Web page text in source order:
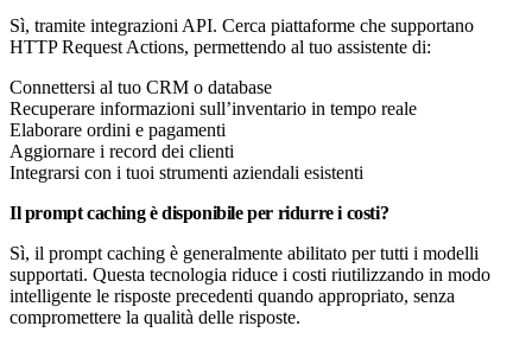
Sì, tramite integrazioni API. Cerca piattaforme che supportano
HTTP Request Actions, permettendo al tuo assistente di:
Connettersi al tuo CRM o database
Recuperare informazioni sull’inventario in tempo reale
Elaborare ordini e pagamenti
Aggiornare i record dei clienti
Integrarsi con i tuoi strumenti aziendali esistenti
Il prompt caching è disponibile per ridurre i costi?
Sì, il prompt caching è generalmente abilitato per tutti i modelli
supportati. Questa tecnologia riduce i costi riutilizzando in modo
intelligente le risposte precedenti quando appropriato, senza
compromettere la qualità delle risposte.